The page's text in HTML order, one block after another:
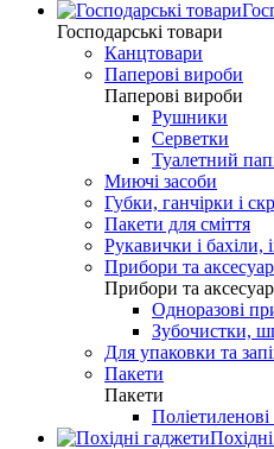
Господарські товари
Канцтовари
Паперові вироби
Паперові вироби
Рушники
Серветки
Туалетний
Миючі засоби
Губки, ганчірки і
Пакети для сміття
Рукавички і бахіли,
Прибори та
Прибори та
Одноразові
Зубочистки,
Для упаковки та
Пакети
Пакети
Поліетиленові